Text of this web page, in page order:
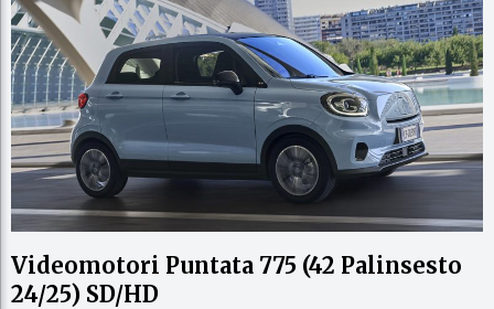
Videomotori Puntata 775 (42 Palinsesto
24/25) SD/HD